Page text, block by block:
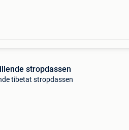
stropdassen
tibetat stropdassen